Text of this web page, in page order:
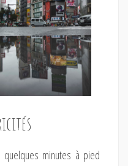
minutes à pied